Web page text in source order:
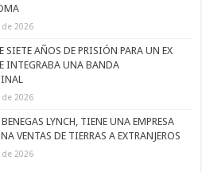
2026
SIETE AÑOS DE PRISIÓN PARA UN EX
INTEGRABA UNA BANDA
2026
LYNCH, TIENE UNA EMPRESA
VENTAS DE TIERRAS A EXTRANJEROS
2026